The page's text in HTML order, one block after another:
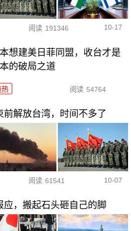
阅读 191346 10-17
想建美日菲同盟，收台才是
的破局之道
热 阅读 54764
解放台湾，时间不多了
阅读 61541 10-07
应，搬起石头砸自己的脚